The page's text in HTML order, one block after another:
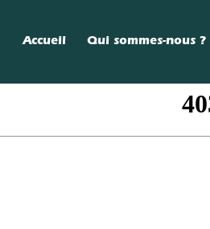
Accueil Qui sommes-nous ?